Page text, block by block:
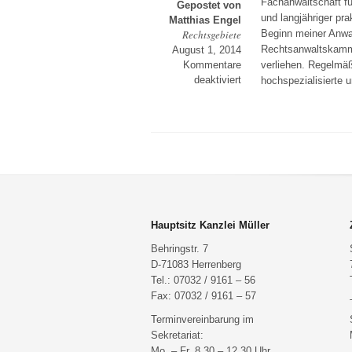
Gepostet von
Matthias Engel
Rechtsgebiete
August 1, 2014
Kommentare
deaktiviertfür
und langjähriger
Beginn meiner
verliehen.
hochspezialisierte
Hauptsitz Kanzlei Müller
Behringstr. 7
D-71083 Herrenberg
Tel.: 07032 / 9161 – 56
Fax: 07032 / 9161 – 57
Terminvereinbarung im
Sekretariat: